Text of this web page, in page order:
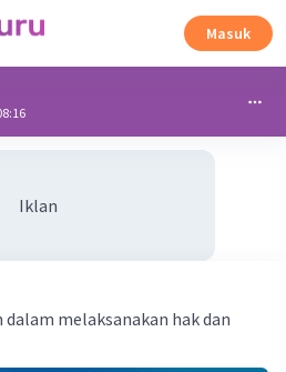
Masuk
Iklan
melaksanakan hak dan